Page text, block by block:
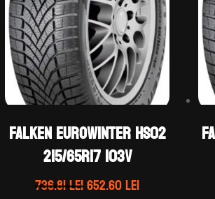
Falken EUROWINTER HS02
215/65R17 103V
736.81leiPrețul
652.60leiPrețul